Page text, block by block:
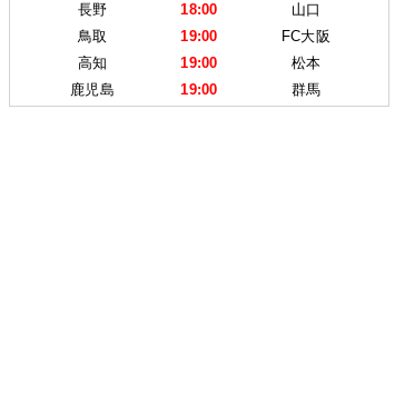
長野
18:00
山口
鳥取
19:00
FC大阪
高知
19:00
松本
鹿児島
19:00 群馬